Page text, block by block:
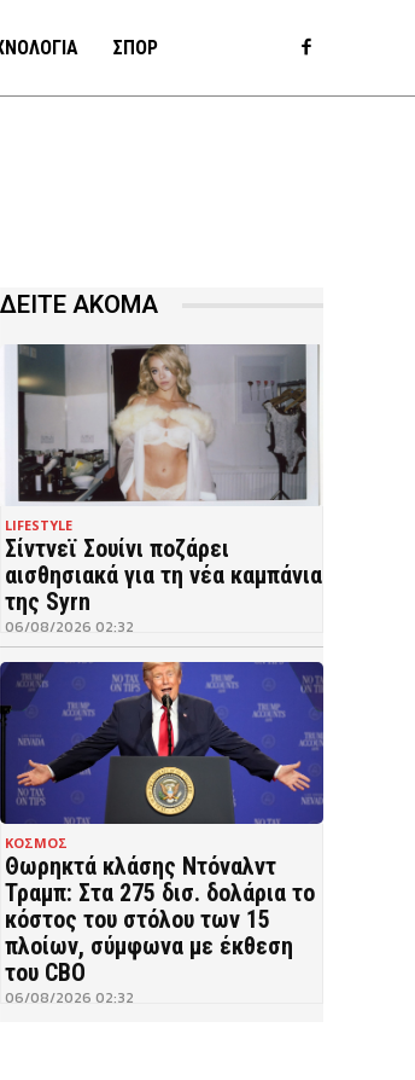
ΣΠΟΡ
ΔΕΙΤΕ ΑΚΟΜΑ
LIFESTYLE
Σίντνεϊ Σουίνι ποζάρει
αισθησιακά για τη νέα καμπάνια
της Syrn
06/08/2026 02:32
ΚΟΣΜΟΣ
Θωρηκτά κλάσης Ντόναλντ
Τραμπ: Στα 275 δισ. δολάρια το
κόστος του στόλου των 15
πλοίων, σύμφωνα με έκθεση
του CBO
06/08/2026 02:32